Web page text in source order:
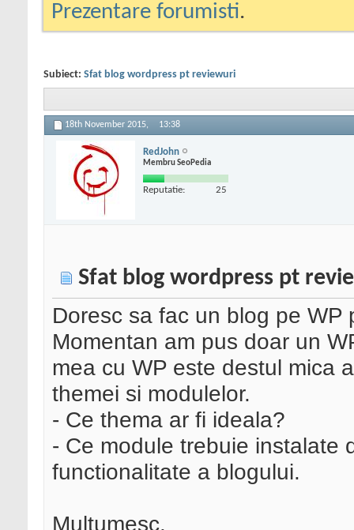
Prezentare forumisti.
Subiect: Sfat blog wordpress pt reviewuri
18th November 2015, 13:38
RedJohn
Membru SeoPedia
Reputatie: 25
Sfat blog wordpress pt
Doresc sa fac un blog pe WP
Momentan am pus doar un
mea cu WP este destul mica
themei si modulelor.
- Ce thema ar fi ideala?
- Ce module trebuie instalate
functionalitate a blogului.
Multumesc.